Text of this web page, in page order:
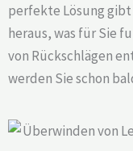
perfekte Lösung gibt
heraus, was für Sie
von Rückschlägen
werden Sie schon